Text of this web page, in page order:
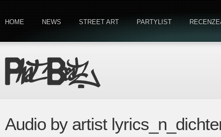
HOME NEWS STREET ART PARTYLIST
Audio by artist